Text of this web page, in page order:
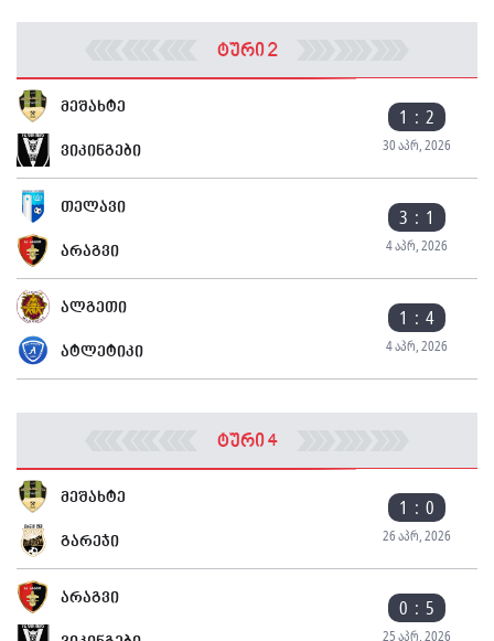
ტური 2
მეშახტე 1 : 2
30 აპრ, 2026
ვიკინგები
თელავი 3 : 1
4 აპრ, 2026
არაგვი
ალგეთი 1 : 4
4 აპრ, 2026
ატლეტიკი
ტური 4
მეშახტე 1 : 0
26 აპრ, 2026
გარეჯი
არაგვი 0 : 5
25 აპრ, 2026